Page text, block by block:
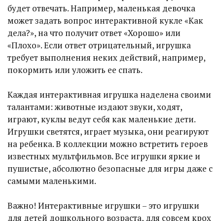
будет отвечать. Например, маленькая девочка
может задать вопрос интерактивной кукле «Как
дела?», на что получит ответ «Хорошо» или
«Плохо». Если ответ отрицательный, игрушка
требует выполнения неких действий, например,
покормить или уложить ее спать.
Каждая интерактивная игрушка наделена своими
талантами: животные издают звуки, ходят,
играют, куклы ведут себя как маленькие дети.
Игрушки светятся, играет музыка, они реагируют
на ребенка. В коллекции можно встретить героев
известных мультфильмов. Все игрушки яркие и
пушистые, абсолютно безопасные для игры даже с
самыми маленькими.
Важно! Интерактивные игрушки – это игрушки
для детей дошкольного возраста, для совсем крох